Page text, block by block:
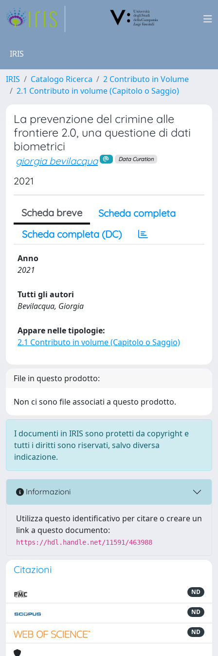
IRIS
IRIS Catalogo Ricerca
2 Contributo in Volume
2.1 Contributo in volume (Capitolo o Saggio)
La prevenzione del crimine alle
frontiere 2.0, una questione di dati
biometrici
giorgia bevilacqua Data Curation
2021
Scheda breve
Scheda completa
Scheda completa (DC)
Anno
2021
Tutti gli autori
Bevilacqua, Giorgia
Appare nelle tipologie:
2.1 Contributo in volume (Capitolo o Saggio)
File in questo prodotto:
Non ci sono file associati a questo prodotto.
I documenti in IRIS sono protetti da copyright e
tutti i diritti sono riservati, salvo diversa
indicazione.
Informazioni
Utilizza questo identificativo per citare o creare un
link a questo documento:
https://hdl.handle.net/11591/463988
Citazioni
ND
ND
ND